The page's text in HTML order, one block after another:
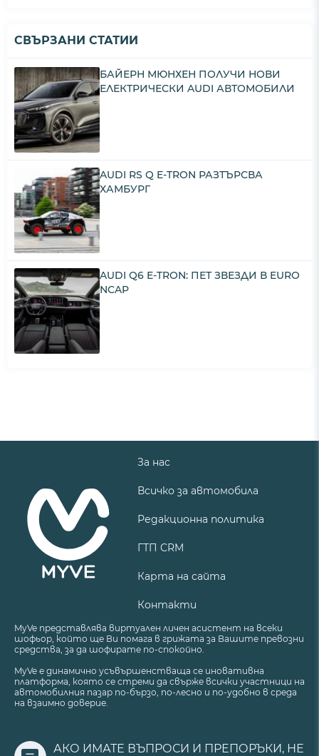
СВЪРЗАНИ СТАТИИ
БАЙЕРН МЮНХЕН ПОЛУЧИ НОВИ
ЕЛЕКТРИЧЕСКИ AUDI АВТОМОБИЛИ
AUDI RS Q E-TRON РАЗТЪРСВА
ХАМБУРГ
AUDI Q6 E-TRON: ПЕТ ЗВЕЗДИ В EURO
NCAP
За нас
Всичко за автомобила
Редакционна политика
ГТП CRM
Карта на сайта
Контакти
MyVe представлява виртуален личен асистент на всеки
шофьор, който ще Ви помага в грижата за Вашите превозни
средства, за да шофирате по-спокойно.
MyVe е динамично усъвършенстваща се иновативна
платформа, която се стреми да свърже всички участници на
автомобилния пазар по-бързо, по-лесно и по-удобно в среда
на взаимно доверие.
АКО ИМАТЕ ВЪПРОСИ И ПРЕПОРЪКИ, НЕ